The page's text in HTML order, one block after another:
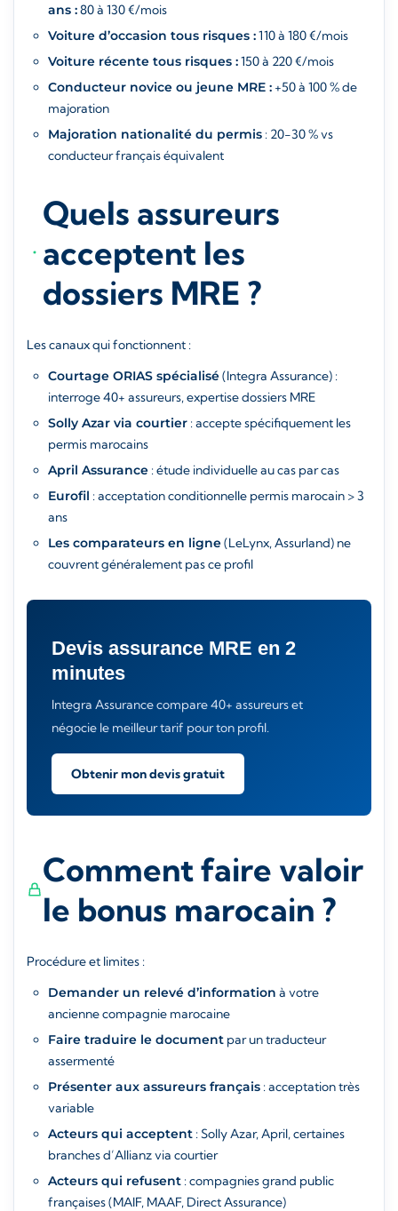
ans :80 à 130 €/mois
Voiture d’occasion tous risques :110 à 180 €/mois
Voiture récente tous risques :150 à 220 €/mois
Conducteur novice ou jeune MRE : +50 à 100 % de
majoration
Majoration nationalité du permis : 20-30 % vs
conducteur français équivalent
Quels assureurs
acceptent les
dossiers MRE ?
Les canaux qui fonctionnent :
Courtage ORIAS spécialisé(Integra Assurance) :
interroge 40+ assureurs, expertise dossiers MRE
Solly Azar via courtier : accepte spécifiquement les
permis marocains
April Assurance : étude individuelle au cas par cas
Eurofil : acceptation conditionnelle permis marocain > 3
ans
Les comparateurs en ligne(LeLynx, Assurland) ne
couvrent généralement pas ce profil
Devis assurance MRE en 2
minutes
Integra Assurance compare 40+ assureurs et
négocie le meilleur tarif pour ton profil.
Obtenir mon devis gratuit
Comment faire valoir
le bonus marocain ?
Procédure et limites :
Demander un relevé d’information à votre
ancienne compagnie marocaine
Faire traduire le document par un traducteur
assermenté
Présenter aux assureurs français : acceptation très
variable
Acteurs qui acceptent : Solly Azar, April, certaines
branches d’Allianz via courtier
Acteurs qui refusent : compagnies grand public
françaises (MAIF, MAAF, Direct Assurance)